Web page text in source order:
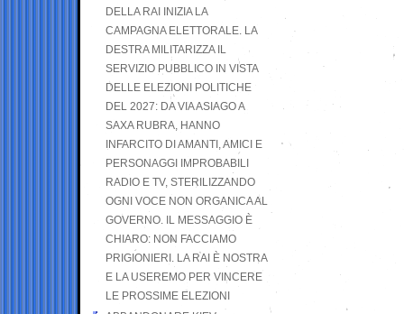
DELLA RAI INIZIA LA
CAMPAGNA ELETTORALE. LA
DESTRA MILITARIZZA IL
SERVIZIO PUBBLICO IN VISTA
DELLE ELEZIONI POLITICHE
DEL 2027: DA VIA ASIAGO A
SAXA RUBRA, HANNO
INFARCITO DI AMANTI, AMICI E
PERSONAGGI IMPROBABILI
RADIO E TV, STERILIZZANDO
OGNI VOCE NON ORGANICA AL
GOVERNO. IL MESSAGGIO È
CHIARO: NON FACCIAMO
PRIGIONIERI. LA RAI È NOSTRA
E LA USEREMO PER VINCERE
LE PROSSIME ELEZIONI